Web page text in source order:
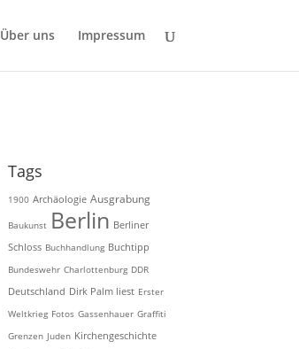
Über uns Impressum
Tags
1900 Archäologie Ausgrabung
Baukunst Berlin Berliner
Schloss Buchhandlung Buchtipp
Bundeswehr Charlottenburg DDR
Deutschland Dirk Palm liest Erster
Weltkrieg Fotos Gassenhauer Graffiti
Grenzen Juden Kirchengeschichte